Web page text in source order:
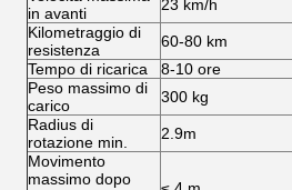
in avanti
23 km/h
Kilometraggio di
resistenza
60-80 km
Tempo di ricarica
8-10 ore
Peso massimo di
carico
300 kg
Radius di
rotazione min.
2.9m
Movimento
massimo dopo